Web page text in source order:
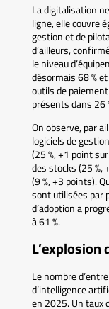
La digitalisation
ligne, elle couvre
gestion et de
d’ailleurs,
le niveau
désormais 68 %
outils de
présents dans 26
On observe, par
logiciels de
(25 %, +1 point
des stocks (25
(9 %, +3 points).
sont utilisées par
d’adoption a
à 61 %.
L’explosion
Le nombre
d’intelligence
en 2025. Un taux